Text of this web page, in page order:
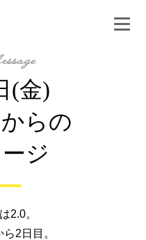
(金)
らの
ジ
2.0。
2日目。